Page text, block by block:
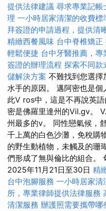
提供法律建議 尋求專業記帳
理 一小時居家清潔的收費標
拜簽證的申請過程，提供清
精緻西餐風味 台中脊椎矯正
輕鬆便捷 台中牙醫推薦，
簽證的辦理流程 探索不同款
儲解決方案 不難找到您選擇
水手的原因。 邁阿密也是
此V ros中，這是不再說英
密是佛羅里達州的Vil.gv。
州最多的v。 同性戀氣候，
千上萬的白色沙灘，免稅購
的野生動植物，未觸及的珊
們形成了無與倫比的組合。
2025年11月21日至30日 精
台中泡腳服務 一小時居家清
所，專業律師提供法律服務
清潔服務 辦護照需要攜帶哪